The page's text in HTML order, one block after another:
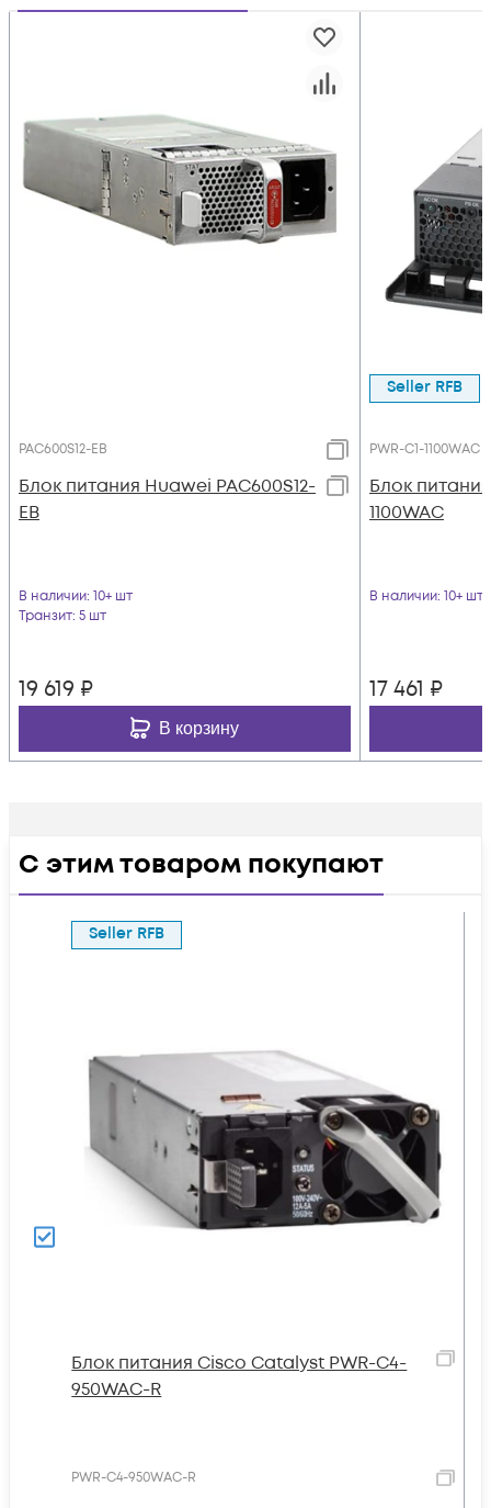
PAC600S12-EB
Блок питания Huawei PAC600S12-
EB
В наличии: 10+ шт
Транзит: 5 шт
19 619 ₽
В корзину
Seller RFB
PWR-C1-1100WAC
Блок
1100WAC
В наличии: 10+ шт
17 461 ₽
С этим товаром покупают
Seller RFB
Блок питания Cisco Catalyst PWR-C4-
950WAC-R
PWR-C4-950WAC-R